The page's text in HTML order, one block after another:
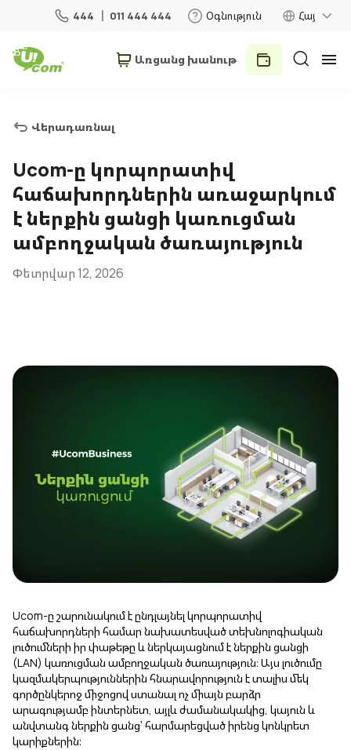
444 011 444 444 Օգնություն Հայ
Տան համար
Շարժական կապ
Uplay Նոր
Առցանց խանութ
Վերադառնալ
Ucom-ը կորպորատիվ
հաճախորդներին առաջարկում
է ներքին ցանցի կառուցման
ամբողջական ծառայություն
Փետրվար 12, 2026
Ucom-ը շարունակում է ընդլայնել կորպորատիվ
հաճախորդների համար նախատեսված տեխնոլոգիական
լուծումների իր փաթեթը և ներկայացնում է ներքին ցանցի
(LAN) կառուցման ամբողջական ծառայություն։ Այս լուծումը
կազմակերպություններին հնարավորություն է տալիս մեկ
գործընկերոջ միջոցով ստանալ ոչ միայն բարձր
արագությամբ ինտերնետ, այլև ժամանակակից, կայուն և
անվտանգ ներքին ցանց՝ հարմարեցված իրենց կոնկրետ
կարիքներին։